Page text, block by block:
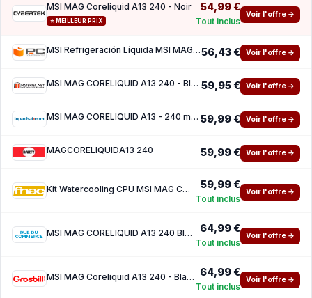
MSI MAG Coreliquid A13 240 - Noir
⭐ MEILLEUR PRIX
54,99 €
Tout inclus
Voir l'offre →
MSI Refrigeración Líquida MSI MAG CORELIQUID A13 240mm 2 Ventiladores ARGB56,43 € Voir l'offre →
MSI MAG CORELIQUID A13 240 - Black 59,95 € Voir l'offre →
MSI MAG CORELIQUID A13 - 240 mm ( 5 euros de reduction avec le code promo SPORTS ) 59,99 € Voir l'offre →
MAGCORELIQUIDA13 240 59,99 € Voir l'offre →
Kit Watercooling CPU MSI MAG CORELIQUID A13 240 Black 59,99 €
Tout inclus
Voir l'offre →
MSI MAG CORELIQUID A13 240 Black 64,99 €
Tout inclus
Voir l'offre →
MSI MAG Coreliquid A13 240 - Black 64,99 €
Tout inclus
Voir l'offre →